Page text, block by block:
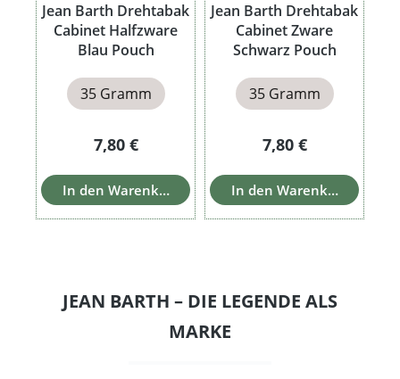
Jean Barth Drehtabak
Cabinet Halfzware
Blau Pouch
35 Gramm
Regulärer Preis:
7,80 €
In den Warenkorb
Jean Barth Drehtabak
Cabinet Zware
Schwarz Pouch
35 Gramm
Regulärer Preis:
7,80 €
In den Warenkorb
JEAN BARTH – DIE LEGENDE ALS
MARKE